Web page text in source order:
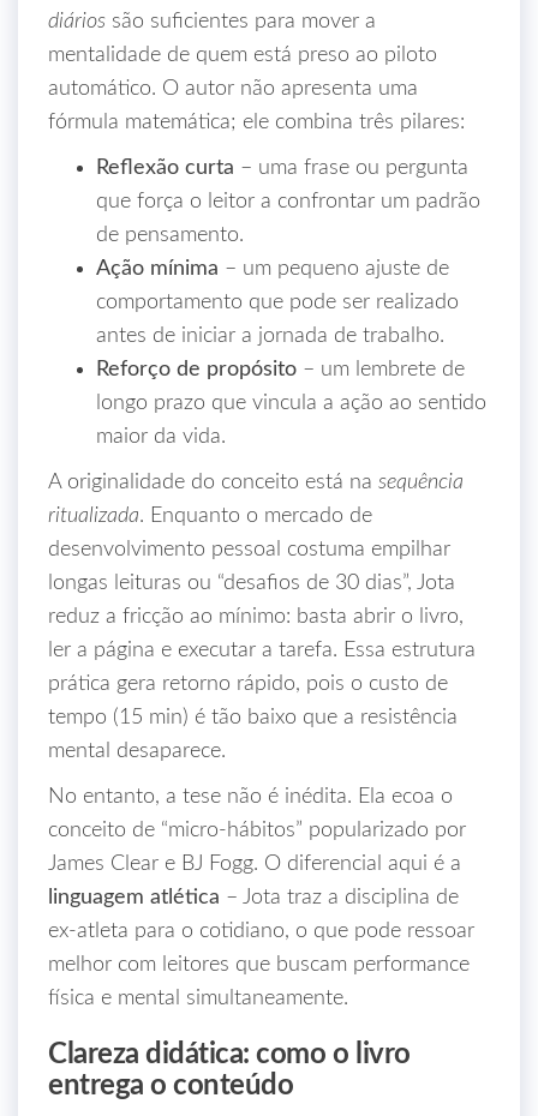
diários são suficientes para mover a
mentalidade de quem está preso ao piloto
automático. O autor não apresenta uma
fórmula matemática; ele combina três pilares:
Reflexão curta – uma frase ou pergunta
que força o leitor a confrontar um padrão
de pensamento.
Ação mínima – um pequeno ajuste de
comportamento que pode ser realizado
antes de iniciar a jornada de trabalho.
Reforço de propósito – um lembrete de
longo prazo que vincula a ação ao sentido
maior da vida.
A originalidade do conceito está na sequência
ritualizada. Enquanto o mercado de
desenvolvimento pessoal costuma empilhar
longas leituras ou “desafios de 30 dias”, Jota
reduz a fricção ao mínimo: basta abrir o livro,
ler a página e executar a tarefa. Essa estrutura
prática gera retorno rápido, pois o custo de
tempo (15 min) é tão baixo que a resistência
mental desaparece.
No entanto, a tese não é inédita. Ela ecoa o
conceito de “micro‑hábitos” popularizado por
James Clear e BJ Fogg. O diferencial aqui é a
linguagem atlética – Jota traz a disciplina de
ex‑atleta para o cotidiano, o que pode ressoar
melhor com leitores que buscam performance
física e mental simultaneamente.
Clareza didática: como o livro
entrega o conteúdo